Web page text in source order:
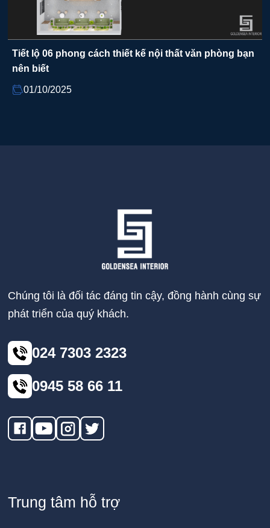
Tiết lộ 06 phong cách thiết kế nội thất văn phòng bạn
nên biết
01/10/2025
Chúng tôi là đối tác đáng tin cậy, đồng hành cùng sự
phát triển của quý khách.
024 7303 2323
0945 58 66 11
Trung tâm hỗ trợ